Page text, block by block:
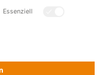
Regalanlagen